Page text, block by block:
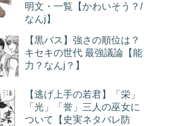
明文・一覧【かわいそう？/
なんj】
【黒バス】強さの順位は？
キセキの世代 最強議論【能
力？なんj？】
【逃げ上手の若君】「栄」
「光」「誉」三人の巫女に
ついて【史実ネタバレ防